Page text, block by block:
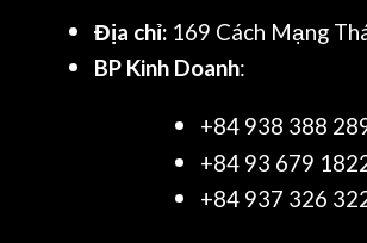
Địa chỉ: 169 Cách Mạng
BP Kinh Doanh:
+84 938 388
+84 93 679
+84 937 326